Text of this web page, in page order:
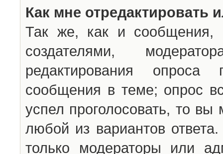
Как мне отредактировать
Так же, как и сообщения,
создателями,
редактирования опроса
сообщения в теме; опрос
успел проголосовать, то вы
любой из вариантов
только модераторы или